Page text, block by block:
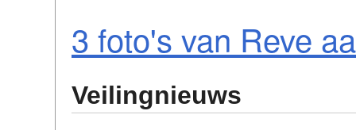
3 foto's van Reve
Veilingnieuws